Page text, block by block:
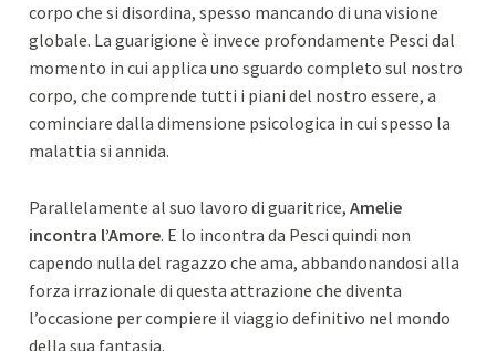
corpo che si disordina, spesso mancando di una visione
globale. La guarigione è invece profondamente Pesci dal
momento in cui applica uno sguardo completo sul nostro
corpo, che comprende tutti i piani del nostro essere, a
cominciare dalla dimensione psicologica in cui spesso la
malattia si annida.
Parallelamente al suo lavoro di guaritrice,Amelie
incontra l’Amore. E lo incontra da Pesci quindi non
capendo nulla del ragazzo che ama, abbandonandosi alla
forza irrazionale di questa attrazione che diventa
l’occasione per compiere il viaggio definitivo nel mondo
della sua fantasia.